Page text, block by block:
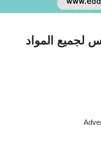
لجميع المواد